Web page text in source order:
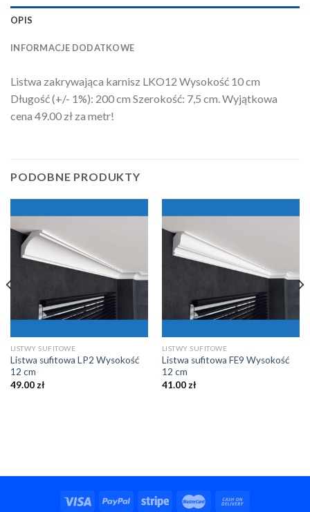
OPIS
INFORMACJE DODATKOWE
Listwa zakrywająca karnisz LKO12 Wysokość 10 cm
Długość (+/- 1%): 200 cm Szerokość: 7,5 cm. Wyjątkowa
cena 49.00 zł za metr!
PODOBNE PRODUKTY
LISTWY SUFITOWE
Listwa sufitowa LP2 Wysokość
12 cm
49.00 zł
LISTWY SUFITOWE
Listwa sufitowa FE9 Wysokość
12 cm
41.00 zł